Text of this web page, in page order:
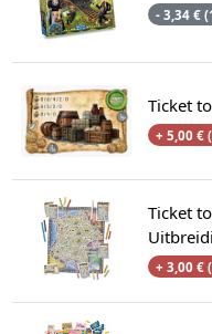
- 3,34 €
Ticket
+ 5,00 €
Ticket
+ 3,00 €